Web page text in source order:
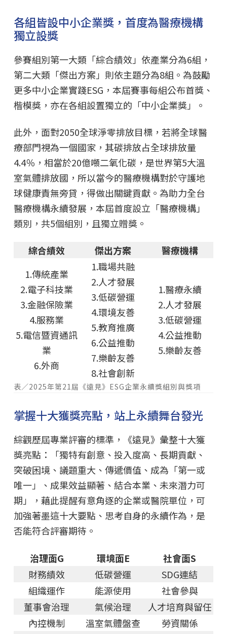
各組皆設中小企業獎，首度為醫療機構
獨立設獎
參賽組別第一大類「綜合績效」依產業分為6組，
第二大類「傑出方案」則依主題分為8組。為鼓勵
更多中小企業實踐ESG，本屆賽事每組公布首獎、
楷模獎，亦在各組設置獨立的「中小企業獎」。
此外，面對2050全球淨零排放目標，若將全球醫
療部門視為一個國家，其碳排放占全球排放量
4.4％，相當於20億噸二氧化碳，是世界第5大溫
室氣體排放國，所以當今的醫療機構對於守護地
球健康責無旁貸，得做出關鍵貢獻。為助力全台
醫療機構永續發展，本屆首度設立「醫療機構」
類別，共5個組別，且獨立贈獎。
綜合績效 傑出方案
醫療機構
1.傳統產業
2.電子科技業
3.金融保險業
4.服務業
5.電信暨資通訊
業
6.外商
1.職場共融
2.人才發展
3.低碳營運
4.環境友善
5.教育推廣
6.公益推動
7.樂齡友善
8.社會創新
1.醫療永續
2.人才發展
3.低碳營運
4.公益推動
5.樂齡友善
表／2025年第21屆《遠見》ESG企業永續獎組別與獎項
掌握十大獲獎亮點，站上永續舞台發光
綜觀歷屆專業評審的標準，《遠見》彙整十大獲
獎亮點：「獨特有創意、投入度高、長期貢獻、
突破困境、議題重大、傳遞價值、成為「第一或
唯一」、成果效益顯著、結合本業、未來潛力可
期」，藉此提醒有意角逐的企業或醫院單位，可
加強著墨這十大要點、思考自身的永續作為，是
否能符合評審期待。
治理面G 環境面E
社會面S
財務績效
低碳營運
SDG連結
組織運作
能源使用
社會參與
董事會治理
氣候治理
人才培育與留任
內控機制
溫室氣體盤查
勞資關係